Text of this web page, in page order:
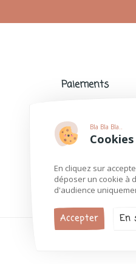
Bla Bla Bla..
Cookies
En cliquez sur
déposer un cookie à
d'audience
Accepter En
Paiements
modes de paiement
Plus d'informations